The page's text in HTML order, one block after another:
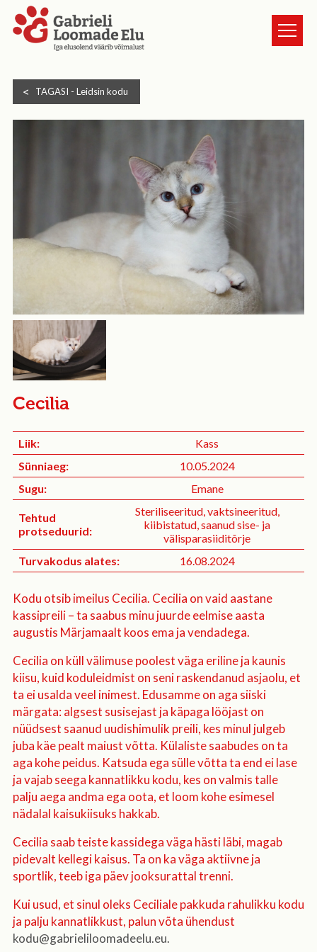
TURVAKODUST
LOOMAD
ANNETA
KASSI VÕTMINE
GALERII
TULE VABATAHTLIKUKS
KONTAKT
TAGASI - Leidsin kodu
Cecilia
Liik:
Kass
Sünniaeg:
10.05.2024
Sugu:
Emane
Tehtud
protseduurid:
Steriliseeritud, vaktsineeritud,
kiibistatud, saanud sise- ja
välisparasiiditõrje
Turvakodus alates:
16.08.2024
Kodu otsib imeilus Cecilia. Cecilia on vaid aastane
kassipreili – ta saabus minu juurde eelmise aasta
augustis Märjamaalt koos ema ja vendadega.
Cecilia on küll välimuse poolest väga eriline ja kaunis
kiisu, kuid koduleidmist on seni raskendanud asjaolu, et
ta ei usalda veel inimest. Edusamme on aga siiski
märgata: algsest susisejast ja käpaga lööjast on
nüüdsest saanud uudishimulik preili, kes minul julgeb
juba käe pealt maiust võtta. Külaliste saabudes on ta
aga kohe peidus. Katsuda ega sülle võtta ta end ei lase
ja vajab seega kannatlikku kodu, kes on valmis talle
palju aega andma ega oota, et loom kohe esimesel
nädalal kaisukiisuks hakkab.
Cecilia saab teiste kassidega väga hästi läbi, magab
pidevalt kellegi kaisus. Ta on ka väga aktiivne ja
sportlik, teeb iga päev jooksurattal trenni.
Kui usud, et sinul oleks Ceciliale pakkuda rahulikku kodu
ja palju kannatlikkust, palun võta ühendust
kodu@gabrieliloomadeelu.eu.